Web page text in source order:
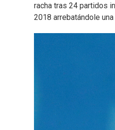
racha tras 24 partidos
2018 arrebatándole